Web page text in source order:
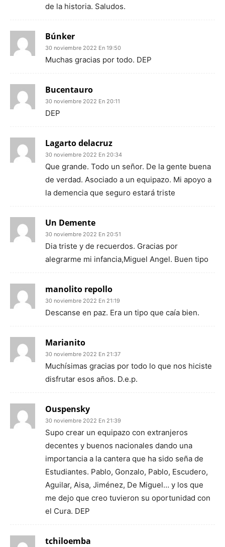
de la historia. Saludos.
Búnker
30 noviembre 2022 En 19:50
Muchas gracias por todo. DEP
Bucentauro
30 noviembre 2022 En 20:11
DEP
Lagarto delacruz
30 noviembre 2022 En 20:34
Que grande. Todo un señor. De la gente buena
de verdad. Asociado a un equipazo. Mi apoyo a
la demencia que seguro estará triste
Un Demente
30 noviembre 2022 En 20:51
Dia triste y de recuerdos. Gracias por
alegrarme mi infancia,Miguel Angel. Buen tipo
manolito repollo
30 noviembre 2022 En 21:19
Descanse en paz. Era un tipo que caía bien.
Marianito
30 noviembre 2022 En 21:37
Muchísimas gracias por todo lo que nos hiciste
disfrutar esos años. D.e.p.
Ouspensky
30 noviembre 2022 En 21:39
Supo crear un equipazo con extranjeros
decentes y buenos nacionales dando una
importancia a la cantera que ha sido seña de
Estudiantes. Pablo, Gonzalo, Pablo, Escudero,
Aguilar, Aisa, Jiménez, De Miguel… y los que
me dejo que creo tuvieron su oportunidad con
el Cura. DEP
tchiloemba